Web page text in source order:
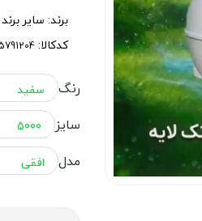
برند: سایر
کدکالا:
رنگ
سایز
مدل